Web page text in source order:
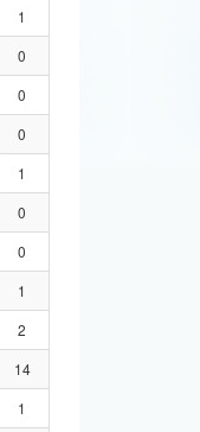
1
0
0
0
1
0
0
1
2
14
1